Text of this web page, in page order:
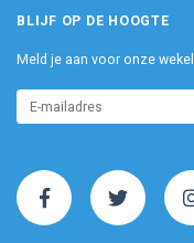
BLIJF OP DE HOOGTE
Meld je aan voor onze